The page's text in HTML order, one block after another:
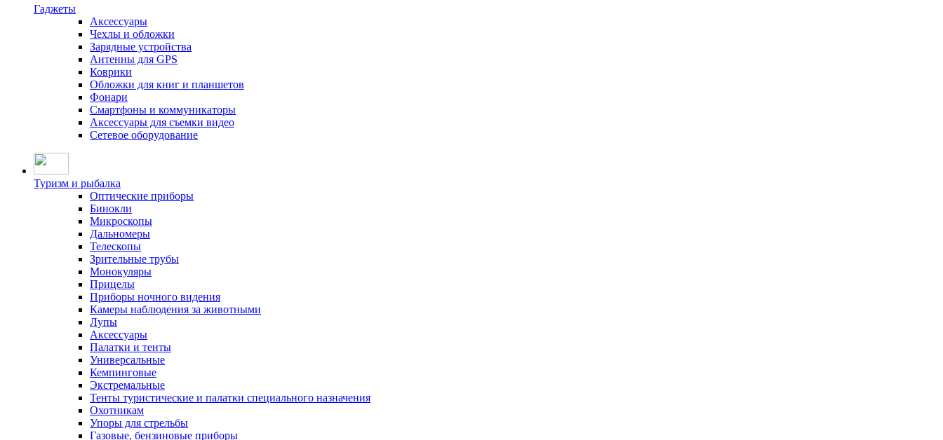
Гаджеты
Аксессуары
Чехлы и обложки
Зарядные устройства
Антенны для GPS
Коврики
Обложки для книг и планшетов
Фонари
Смартфоны и коммуникаторы
Аксессуары для съемки видео
Сетевое оборудование
Туризм и рыбалка
Оптические приборы
Бинокли
Микроскопы
Дальномеры
Телескопы
Зрительные трубы
Монокуляры
Прицелы
Приборы ночного видения
Камеры наблюдения за животными
Лупы
Аксессуары
Палатки и тенты
Универсальные
Кемпинговые
Экстремальные
Тенты туристические и палатки специального назначения
Охотникам
Упоры для стрельбы
Газовые, бензиновые приборы